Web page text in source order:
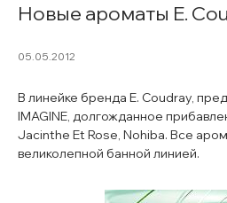
Новые ароматы E.
05.05.2012
В линейке бренда E. Coudray,
IMAGINE, долгожданное
Jacinthe Et Rose, Nohiba. Все
великолепной банной линией.